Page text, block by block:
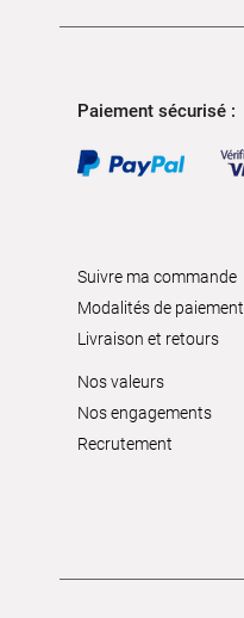
Paiement sécurisé :
Suivre ma commande
Modalités de paiement
Livraison et retours
Nos valeurs
Nos engagements
Recrutement